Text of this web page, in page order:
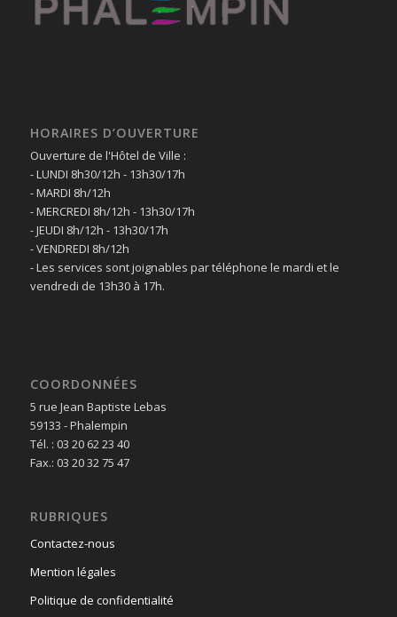
HORAIRES D’OUVERTURE
Ouverture de l'Hôtel de Ville :
- LUNDI 8h30/12h - 13h30/17h
- MARDI 8h/12h
- MERCREDI 8h/12h - 13h30/17h
- JEUDI 8h/12h - 13h30/17h
- VENDREDI 8h/12h
- Les services sont joignables par téléphone le mardi et le
vendredi de 13h30 à 17h.
COORDONNÉES
5 rue Jean Baptiste Lebas
59133 - Phalempin
Tél. : 03 20 62 23 40
Fax.: 03 20 32 75 47
RUBRIQUES
Contactez-nous
Mention légales
Politique de confidentialité